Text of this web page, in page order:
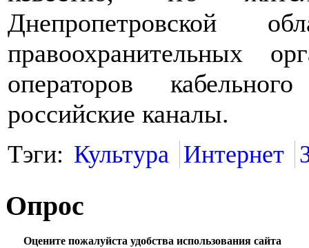
Днепропетровской
правоохранительных
операторов
российские каналы.
Тэги: Культура Интернет
Опрос
Оцените пожалуйста удобства использования сайта